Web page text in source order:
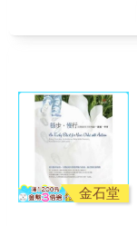
金石堂